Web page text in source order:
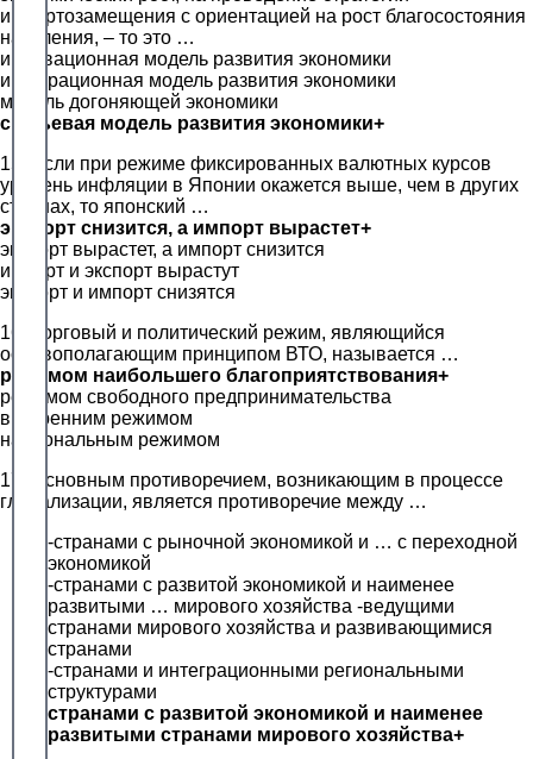
импортозамещения с ориентацией на рост благосостояния
населения, – то это …
инновационная модель развития экономики
интеграционная модель развития экономики
модель догоняющей экономики
сырьевая модель развития экономики+
15. Если при режиме фиксированных валютных курсов
уровень инфляции в Японии окажется выше, чем в других
странах, то японский …
экспорт снизится, а импорт вырастет+
экспорт вырастет, а импорт снизится
импорт и экспорт вырастут
экспорт и импорт снизятся
16. Торговый и политический режим, являющийся
основополагающим принципом ВТО, называется …
режимом наибольшего благоприятствования+
режимом свободного предпринимательства
внутренним режимом
национальным режимом
17. Основным противоречием, возникающим в процессе
глобализации, является противоречие между …
-странами с рыночной экономикой и … с переходной
экономикой
-странами с развитой экономикой и наименее
развитыми … мирового хозяйства -ведущими
странами мирового хозяйства и развивающимися
странами
-странами и интеграционными региональными
структурами
странами с развитой экономикой и наименее
развитыми странами мирового хозяйства+